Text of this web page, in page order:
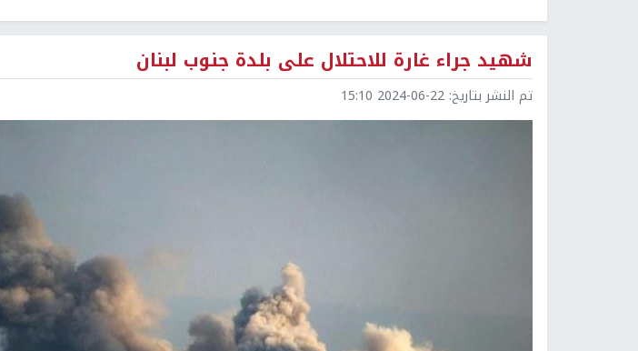
شهيد جراء غارة للاحتلال على بلدة جنوب لبنان
تم النشر بتاريخ: 2024-06-22 15:10